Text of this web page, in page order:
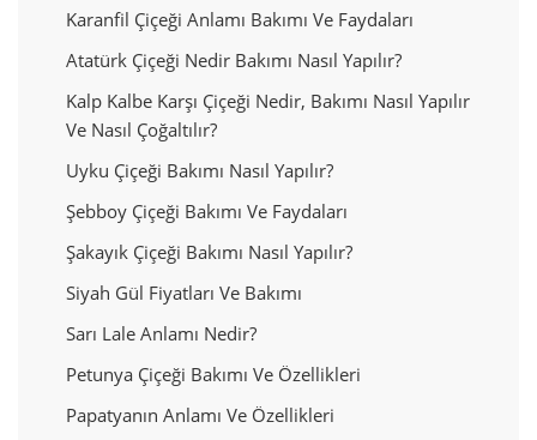
Karanfil Çiçeği Anlamı Bakımı Ve Faydaları
Atatürk Çiçeği Nedir Bakımı Nasıl Yapılır?
Kalp Kalbe Karşı Çiçeği Nedir, Bakımı Nasıl Yapılır
Ve Nasıl Çoğaltılır?
Uyku Çiçeği Bakımı Nasıl Yapılır?
Şebboy Çiçeği Bakımı Ve Faydaları
Şakayık Çiçeği Bakımı Nasıl Yapılır?
Siyah Gül Fiyatları Ve Bakımı
Sarı Lale Anlamı Nedir?
Petunya Çiçeği Bakımı Ve Özellikleri
Papatyanın Anlamı Ve Özellikleri